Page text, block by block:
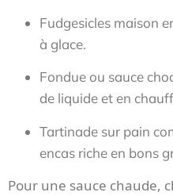
Fudgesicles maison
à glace.
Fondue ou sauce
de liquide et en
Tartinade sur pain
encas riche en bons
Pour une sauce chaude,